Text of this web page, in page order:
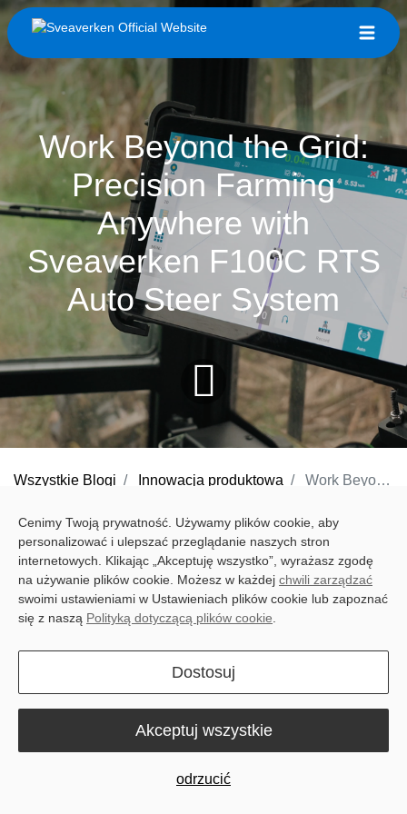
Work Beyond the Grid:
Precision Farming
Anywhere with
Sveaverken F100C RTS
Auto Steer System
Wszystkie Blogi Innowacja produktowa Work Beyond the Grid: Precision Farming Anywhere with Sveaverken F100C RTS Auto Steer System
Remote fields often present a challenge for standard auto-steer
systems, where limited network coverage can affect positioning
accuracy and lead to uneven rows, repeated passes, higher fuel
consumption, and lost time.
provides ±2.5 cm accuracy without network
signals or base stations. It enables farmers to maintain precise
greater efficiency, and higher productivity across every pass.
Cenimy Twoją prywatność. Używamy plików cookie, aby
personalizować i ulepszać przeglądanie naszych stron
internetowych. Klikając „Akceptuję wszystko”, wyrażasz zgodę
na używanie plików cookie. Możesz w każdej chwili zarządzać
swoimi ustawieniami w Ustawieniach plików cookie lub zapoznać
się z naszą Polityką dotyczącą plików cookie
Dostosuj
odrzucić
Akceptuj wszystkie